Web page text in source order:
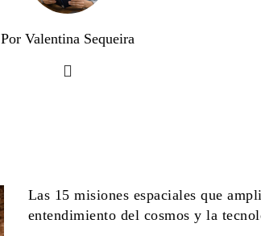
Por Valentina Sequeira
Las 15 misiones espaciales que
entendimiento del cosmos y la